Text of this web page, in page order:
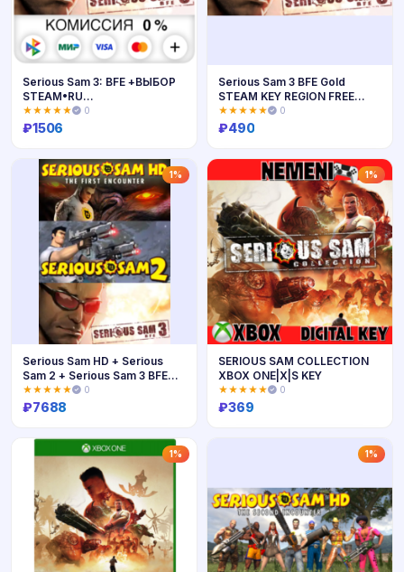
Купить
Serious Sam 3: BFE +ВЫБОР
STEAM•RU
⚡️АВТОДОСТАВКА 💳0%
★★★★★ 0
₽1506
Купить
Serious Sam 3 BFE Gold
STEAM KEY REGION FREE
GLOBAL 🎁
★★★★★ 0
₽490
1%
Купить
Serious Sam HD + Serious
Sam 2 + Serious Sam 3 BFE
GOLD
★★★★★ 0
₽7688
1%
SERIOUS SAM COLLECTION
XBOX ONE|X|S KEY
★★★★★ 0
₽369
1% 1%